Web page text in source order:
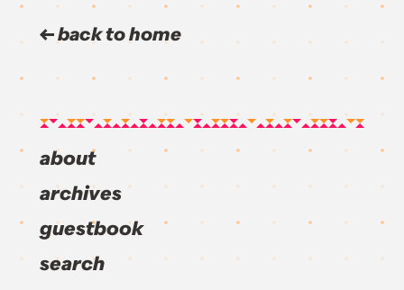
back to home
about
archives
guestbook
search